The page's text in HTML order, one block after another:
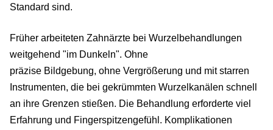
Standard sind.
Früher arbeiteten Zahnärzte bei Wurzelbehandlungen
weitgehend "im Dunkeln". Ohne
präzise Bildgebung, ohne Vergrößerung und mit starren
Instrumenten, die bei gekrümmten Wurzelkanälen schnell
an ihre Grenzen stießen. Die Behandlung erforderte viel
Erfahrung und Fingerspitzengefühl. Komplikationen